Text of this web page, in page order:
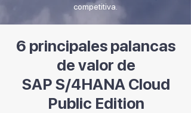
competitiva.
6 principales palancas
de valor de
SAP S/4HANA Cloud
Public Edition